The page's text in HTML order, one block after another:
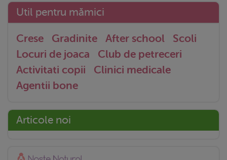
Util pentru mămici
Crese Gradinite After school
Scoli
Locuri de joaca
Club de petreceri
Activitati copii
Clinici medicale
Agentii bone
Articole noi